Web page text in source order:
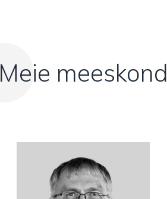
Meie meeskond